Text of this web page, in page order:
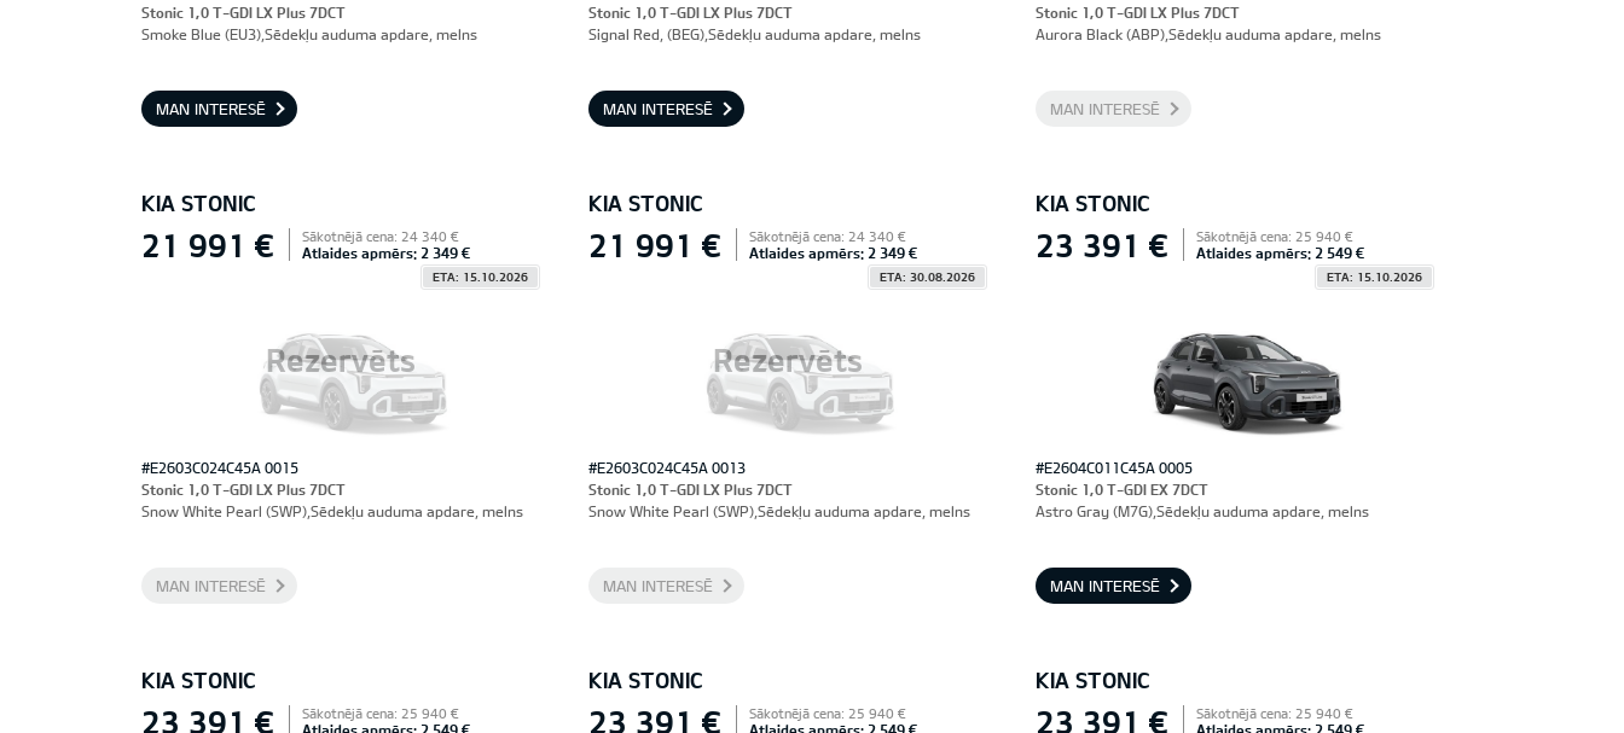
Stonic 1,0 T-GDI LX Plus 7DCT
Smoke Blue (EU3),Sēdekļu auduma apdare, melns
MAN INTERESĒ
Stonic 1,0 T-GDI LX Plus 7DCT
Signal Red, (BEG),Sēdekļu auduma apdare, melns
MAN INTERESĒ
Stonic 1,0 T-GDI LX Plus 7DCT
Aurora Black (ABP),Sēdekļu auduma apdare, melns
MAN INTERESĒ
KIA STONIC
Rezervēts
21 991 € Sākotnējā cena: 24 340 €
Atlaides apmērs: 2 349 €
ETA: 15.10.2026
#E2603C024C45A 0015
Stonic 1,0 T-GDI LX Plus 7DCT
Snow White Pearl (SWP),Sēdekļu auduma apdare, melns
MAN INTERESĒ
KIA STONIC
Rezervēts
21 991 € Sākotnējā cena: 24 340 €
Atlaides apmērs: 2 349 €
ETA: 30.08.2026
#E2603C024C45A 0013
Stonic 1,0 T-GDI LX Plus 7DCT
Snow White Pearl (SWP),Sēdekļu auduma apdare, melns
MAN INTERESĒ
KIA STONIC
23 391 € Sākotnējā cena: 25 940 €
Atlaides apmērs: 2 549 €
ETA: 15.10.2026
#E2604C011C45A 0005
Stonic 1,0 T-GDI EX 7DCT
Astro Gray (M7G),Sēdekļu auduma apdare, melns
MAN INTERESĒ
KIA STONIC
23 391 € Sākotnējā cena: 25 940 €
Atlaides apmērs: 2 549 €
KIA STONIC
23 391 € Sākotnējā cena: 25 940 €
Atlaides apmērs: 2 549 €
KIA STONIC
23 391 € Sākotnējā cena: 25 940 €
Atlaides apmērs: 2 549 €